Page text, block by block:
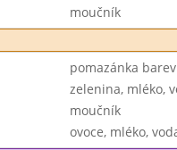
moučník
pomazánka
zelenina, mléko,
moučník
ovoce, mléko,